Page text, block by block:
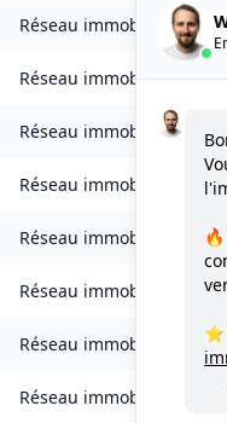
Réseau immobilierLes
Réseau immobilier
Réseau immobilier
Réseau immobilier
Réseau immobilier
Réseau immobilier
Réseau immobilier
Réseau immobilier